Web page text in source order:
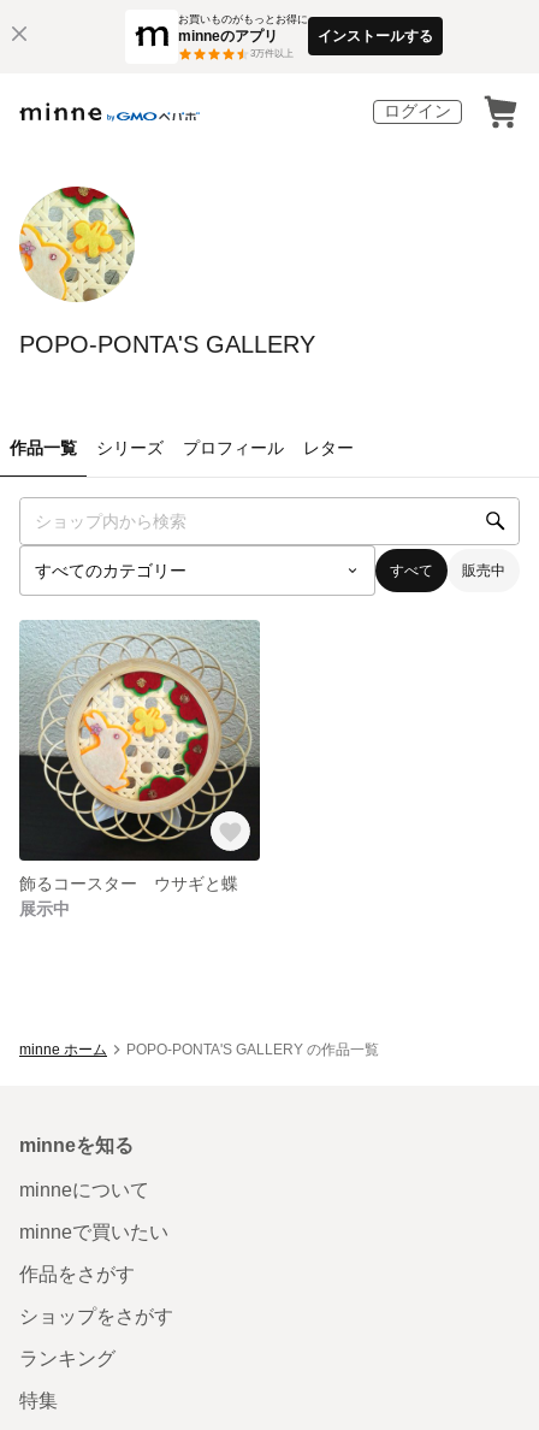
お買いものがもっとお得に
minneのアプリ
3万件以上
インストールする
ログイン
POPO-PONTA'S GALLERY
作品一覧 シリーズ プロフィール レター
すべて 販売中
飾るコースター ウサギと蝶
展示中
minne ホーム POPO-PONTA'S GALLERY の作品一覧
minneを知る
minneについて
minneで買いたい
作品をさがす
ショップをさがす
ランキング
特集